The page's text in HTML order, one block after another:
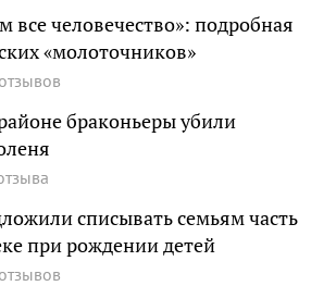
человечество»: подробная
«молоточников»
браконьеры убили
списывать семьям часть
при рождении детей